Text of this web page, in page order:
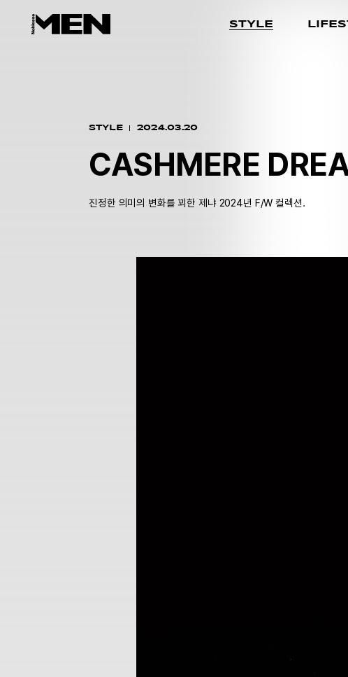
STYLE
STYLE 2024.03.20
CASHMERE
진정한 의미의 변화를 꾀한 제냐 2024년 F/W 컬렉션.